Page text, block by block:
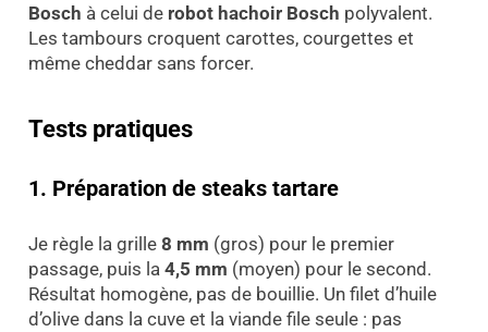
Bosch à celui de robot hachoir Bosch polyvalent.
Les tambours croquent carottes, courgettes et
même cheddar sans forcer.
Tests pratiques
1. Préparation de steaks tartare
Je règle la grille 8 mm (gros) pour le premier
passage, puis la 4,5 mm (moyen) pour le second.
Résultat homogène, pas de bouillie. Un filet d’huile
d’olive dans la cuve et la viande file seule : pas